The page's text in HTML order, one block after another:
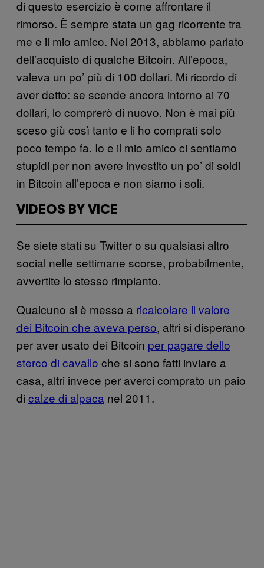
di questo esercizio è come affrontare il
rimorso. È sempre stata un gag ricorrente tra
me e il mio amico. Nel 2013, abbiamo parlato
dell’acquisto di qualche Bitcoin. All’epoca,
valeva un po’ più di 100 dollari. Mi ricordo di
aver detto: se scende ancora intorno ai 70
dollari, lo comprerò di nuovo. Non è mai più
sceso giù così tanto e li ho comprati solo
poco tempo fa. Io e il mio amico ci sentiamo
stupidi per non avere investito un po’ di soldi
in Bitcoin all’epoca e non siamo i soli.
VIDEOS BY VICE
Se siete stati su Twitter o su qualsiasi altro
social nelle settimane scorse, probabilmente,
avvertite lo stesso rimpianto.
Qualcuno si è messo a ricalcolare il valore
dei Bitcoin che aveva perso, altri si disperano
per aver usato dei Bitcoin per pagare dello
sterco di cavallo che si sono fatti inviare a
casa, altri invece per averci comprato un paio
di calze di alpaca nel 2011.